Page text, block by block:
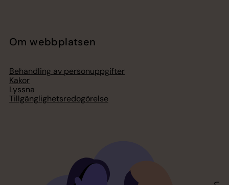
Om webbplatsen
Behandling av personuppgifter
Kakor
Lyssna
Tillgänglighetsredogörelse